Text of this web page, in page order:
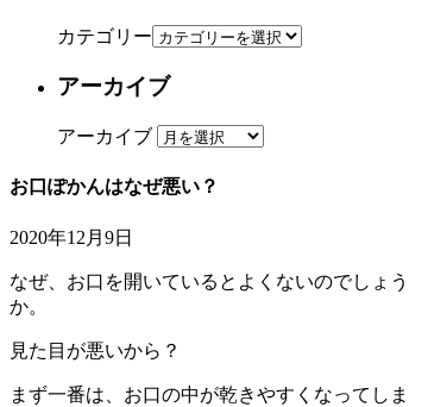
カテゴリー
アーカイブ
アーカイブ
お口ぽかんはなぜ悪い？
2020年12月9日
なぜ、お口を開いているとよくないのでしょう
か。
見た目が悪いから？
まず一番は、お口の中が乾きやすくなってしま